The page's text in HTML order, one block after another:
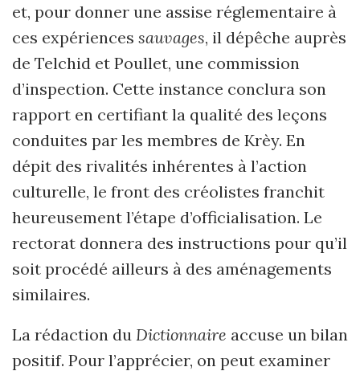
et, pour donner une assise réglementaire à
ces expériences sauvages, il dépêche auprès
de Telchid et Poullet, une commission
d’inspection. Cette instance conclura son
rapport en certifiant la qualité des leçons
conduites par les membres de Krèy. En
dépit des rivalités inhérentes à l’action
culturelle, le front des créolistes franchit
heureusement l’étape d’officialisation. Le
rectorat donnera des instructions pour qu’il
soit procédé ailleurs à des aménagements
similaires.
La rédaction du Dictionnaire accuse un bilan
positif. Pour l’apprécier, on peut examiner